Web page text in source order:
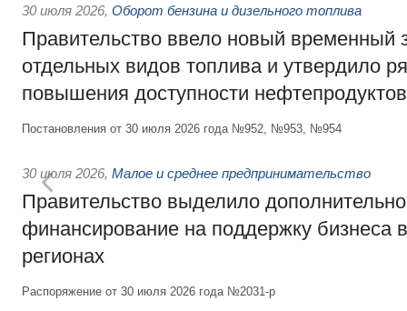
30 июля 2026, Оборот бензина и дизельного топлива
Правительство ввело новый временный
отдельных видов топлива и утвердило
повышения доступности нефтепродуктов
Постановления от 30 июля 2026 года №952, №953, №954
30 июля 2026, Малое и среднее предпринимательство
Правительство выделило
финансирование на поддержку бизнеса
регионах
Распоряжение от 30 июля 2026 года №2031-р